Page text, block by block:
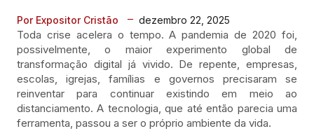
Por Expositor Cristão dezembro 22, 2025
Toda crise acelera o tempo. A pandemia de 2020 foi,
possivelmente, o maior experimento global de
transformação digital já vivido. De repente, empresas,
escolas, igrejas, famílias e governos precisaram se
reinventar para continuar existindo em meio ao
distanciamento. A tecnologia, que até então parecia uma
ferramenta, passou a ser o próprio ambiente da vida.